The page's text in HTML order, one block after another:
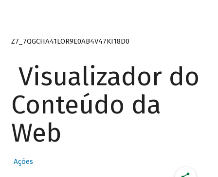
Z7_7QGCHA41LOR9E0AB4V47KI18D0
Visualizador do
Conteúdo da
Web
Ações